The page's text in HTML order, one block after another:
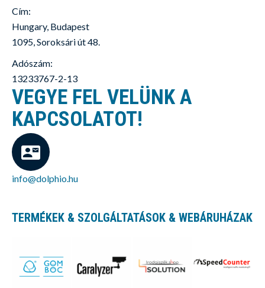
Cím:
Hungary, Budapest
1095, Soroksári út 48.
Adószám:
13233767-2-13
VEGYE FEL VELÜNK A
KAPCSOLATOT!
info@dolphio.hu
TERMÉKEK & SZOLGÁLTATÁSOK & WEBÁRUHÁZAK